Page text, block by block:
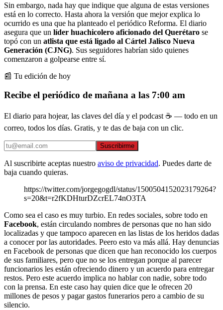
Sin embargo, nada hay que indique que alguna de estas versiones
está en lo correcto. Hasta ahora la versión que mejor explica lo
ocurrido es una que ha planteado el periódico Reforma. El diario
asegura que un líder huachicolero aficionado del Querétaro se
topó con un atlista que está ligado al Cártel Jalisco Nueva
Generación (CJNG). Sus seguidores habrían sido quienes
comenzaron a golpearse entre sí.
📰 Tu edición de hoy
Recibe el periódico de mañana a las 7:00 am
El diario para hojear, las claves del día y el podcast ☕ — todo en un
correo, todos los días. Gratis, y te das de baja con un clic.
Suscribirme
Al suscribirte aceptas nuestro aviso de privacidad. Puedes darte de
baja cuando quieras.
https://twitter.com/jorgegogdl/status/1500504152023179264?
s=20&t=r2fKDHturDZcrEL74nO3TA
Como sea el caso es muy turbio. En redes sociales, sobre todo en
Facebook, están circulando nombres de personas que no han sido
localizadas y que tampoco aparecen en las listas de los heridos dadas
a conocer por las autoridades. Peero esto va más allá. Hay denuncias
en Facebook de personas que dicen que han reconocido los cuerpos
de sus familiares, pero que no se los entregan porque al parecer
funcionarios les están ofreciendo dinero y un acuerdo para entregar
restos. Pero este acuerdo implica no hablar con nadie, sobre todo
con la prensa. En este caso hay quien dice que le ofrecen 20
millones de pesos y pagar gastos funerarios pero a cambio de su
silencio.